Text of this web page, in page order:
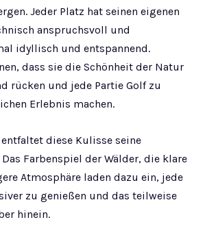
Jeder Platz hat seinen eigenen
anspruchsvoll und
idyllisch und entspannend.
dass sie die Schönheit der Natur
rücken und jede Partie Golf zu
Erlebnis machen.
diese Kulisse seine
Farbenspiel der Wälder, die klare
Atmosphäre laden dazu ein, jede
zu genießen und das teilweise
hinein.